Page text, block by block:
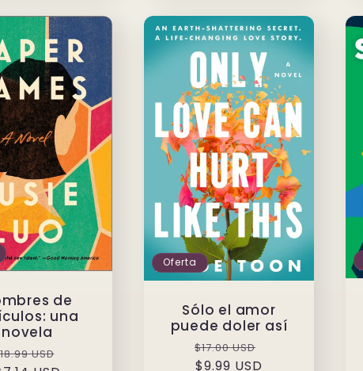
de
una
novela
USD
Oferta
Sólo el amor
puede doler así
Precio
habitual
$17.00 USD
$9.99 USD